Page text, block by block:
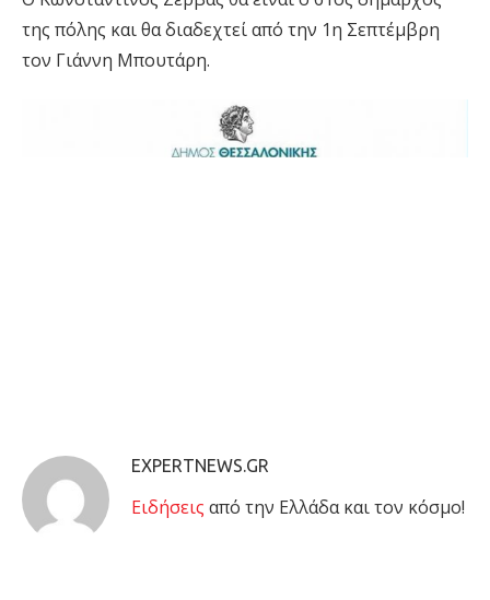
της πόλης και θα διαδεχτεί από την 1η Σεπτέμβρη
τον Γιάννη Μπουτάρη.
EXPERTNEWS.GR
Eιδήσεις από την Ελλάδα και τον κόσμο!